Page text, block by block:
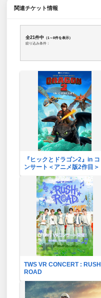
関連チケット情報
全21件中 （1～8件を表示）
絞り込み条件：
『ヒックとドラゴン2』in コ
ンサート＜アニメ版2作目＞
TWS VR CONCERT : RUSH
ROAD